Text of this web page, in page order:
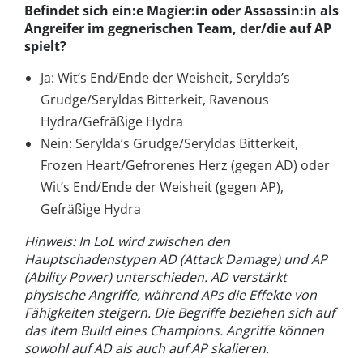
Befindet sich ein:e Magier:in oder Assassin:in als
Angreifer im gegnerischen Team, der/die auf AP
spielt?
Ja: Wit’s End/Ende der Weisheit, Serylda’s
Grudge/Seryldas Bitterkeit, Ravenous
Hydra/Gefräßige Hydra
Nein: Serylda’s Grudge/Seryldas Bitterkeit,
Frozen Heart/Gefrorenes Herz (gegen AD) oder
Wit’s End/Ende der Weisheit (gegen AP),
Gefräßige Hydra
Hinweis: In LoL wird zwischen den
Hauptschadenstypen AD (Attack Damage) und AP
(Ability Power) unterschieden. AD verstärkt
physische Angriffe, während APs die Effekte von
Fähigkeiten steigern. Die Begriffe beziehen sich auf
das Item Build eines Champions. Angriffe können
sowohl auf AD als auch auf AP skalieren.